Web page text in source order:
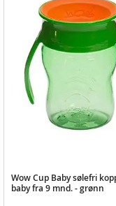
Wow Cup Baby sølefri
baby fra 9 mnd. - grønn